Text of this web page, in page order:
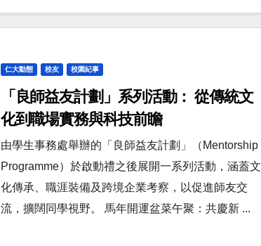
仁大動態 校友 校園紀事
「良師益友計劃」系列活動： 從傳統文
化到職場實務與科技前瞻
由學生事務處舉辦的「良師益友計劃」（Mentorship
Programme）於啟動禮之後展開一系列活動，涵蓋文
化傳承、職涯裝備及跨境企業考察，以促進師友交
流，擴闊同學視野。 馬年開運盆菜午聚：共慶新 ...